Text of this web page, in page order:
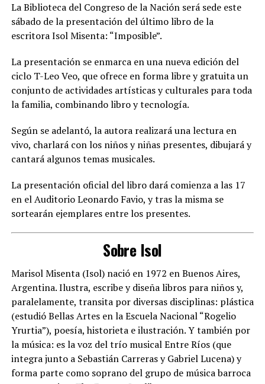
La Biblioteca del Congreso de la Nación será sede este
sábado de la presentación del último libro de la
escritora Isol Misenta: “Imposible”.
La presentación se enmarca en una nueva edición del
ciclo T-Leo Veo, que ofrece en forma libre y gratuita un
conjunto de actividades artísticas y culturales para toda
la familia, combinando libro y tecnología.
Según se adelantó, la autora realizará una lectura en
vivo, charlará con los niños y niñas presentes, dibujará y
cantará algunos temas musicales.
La presentación oficial del libro dará comienza a las 17
en el Auditorio Leonardo Favio, y tras la misma se
sortearán ejemplares entre los presentes.
Sobre Isol
Marisol Misenta (Isol) nació en 1972 en Buenos Aires,
Argentina. Ilustra, escribe y diseña libros para niños y,
paralelamente, transita por diversas disciplinas: plástica
(estudió Bellas Artes en la Escuela Nacional “Rogelio
Yrurtia”), poesía, historieta e ilustración. Y también por
la música: es la voz del trío musical Entre Ríos (que
integra junto a Sebastián Carreras y Gabriel Lucena) y
forma parte como soprano del grupo de música barroca